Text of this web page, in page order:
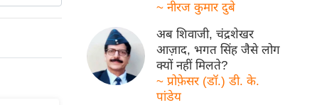
~ नीरज कुमार दुबे
अब शिवाजी, चंद्रशेखर
आज़ाद, भगत सिंह जैसे लोग
क्यों नहीं मिलते?
~ प्रोफ़ेसर (डॉ.) डी. के.
पांडेय